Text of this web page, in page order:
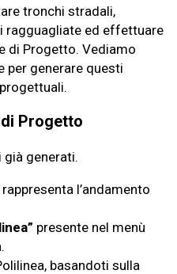
tronchi stradali,
ragguagliate ed effettuare
di Progetto. Vediamo
per generare questi
Progetto
generati.
l’andamento
presente nel menù
basandoti sulla